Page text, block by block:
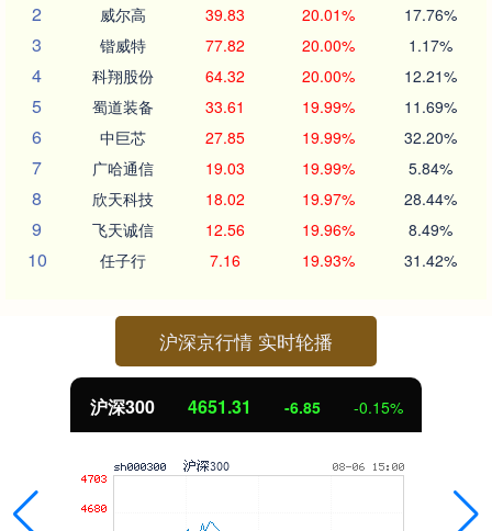
2 威尔高 39.83 20.01% 17.76%
3 锴威特 77.82 20.00% 1.17%
4 科翔股份 64.32 20.00% 12.21%
5 蜀道装备 33.61 19.99% 11.69%
6 中巨芯 27.85 19.99% 32.20%
7 广哈通信 19.03 19.99% 5.84%
8 欣天科技 18.02 19.97% 28.44%
9 飞天诚信 12.56 19.96% 8.49%
10 任子行 7.16 19.93% 31.42%
沪深京行情 实时轮播
沪深300 4651.31 -6.85 -0.15%